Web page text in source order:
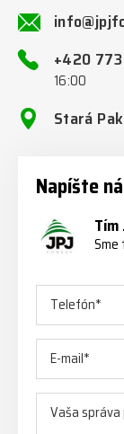
+420
16:00
Stará
Napíšte
Tím
Sme